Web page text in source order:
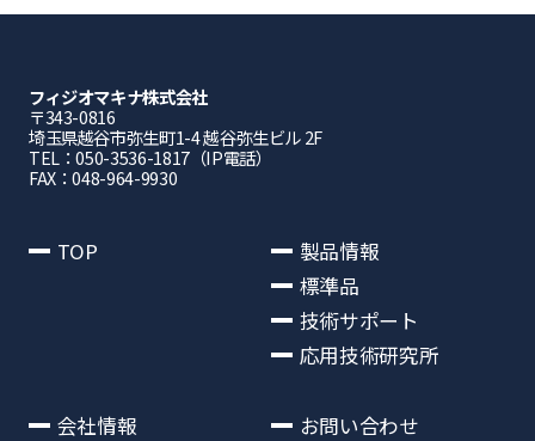
フィジオマキナ株式会社
〒343-0816
埼⽟県越⾕市弥⽣町1-4 越⾕弥⽣ビル 2F
TEL：050-3536-1817（IP電話）
FAX：048-964-9930
TOP
製品情報
標準品
技術サポート
応用技術研究所
会社情報
お問い合わせ